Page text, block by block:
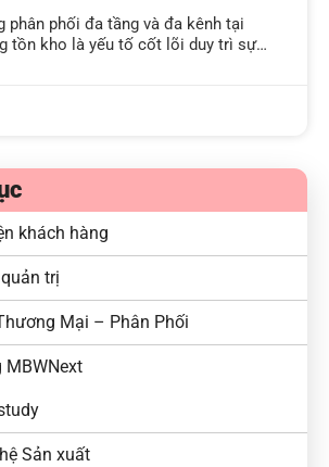
phân phối đa tầng và đa kênh tại
tồn kho là yếu tố cốt lõi duy trì sự
khách hàng
trị
Mại – Phân Phối
MBWNext
Sản xuất